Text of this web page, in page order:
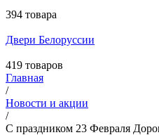
394 товара
Двери Белоруссии
419 товаров
Главная
/
Новости и акции
/
C праздником 23 Февраля